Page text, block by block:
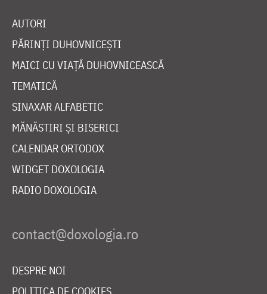
AUTORI
PĂRINȚI DUHOVNICEȘTI
MAICI CU VIAȚĂ DUHOVNICEASCĂ
TEMATICĂ
SINAXAR ALFABETIC
MĂNĂSTIRI ȘI BISERICI
CALENDAR ORTODOX
WIDGET DOXOLOGIA
RADIO DOXOLOGIA
DESPRE NOI
POLITICA DE COOKIES